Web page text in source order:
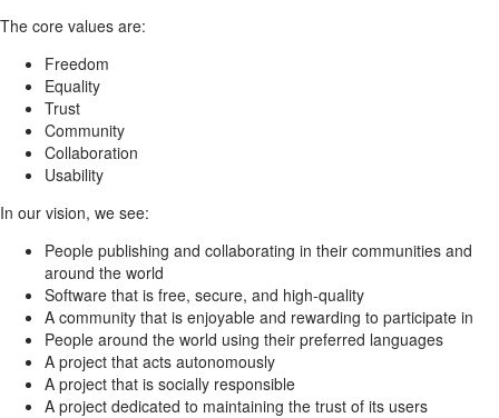
The core values are:
Freedom
Equality
Trust
Community
Collaboration
Usability
In our vision, we see:
People publishing and collaborating in their communities and
around the world
Software that is free, secure, and high-quality
A community that is enjoyable and rewarding to participate in
People around the world using their preferred languages
A project that acts autonomously
A project that is socially responsible
A project dedicated to maintaining the trust of its users